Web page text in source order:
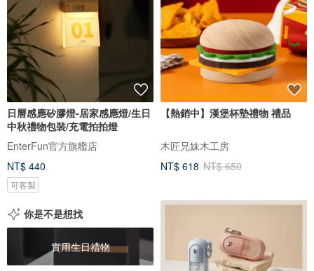
日曆感應矽膠燈-居家感應燈/生日
中秋禮物包裝/充電拍拍燈
EnterFun官方旗艦店
NT$ 440
可客製
【熱銷中】漢堡杯墊禮物 禮品
木匠兄妹木工房
NT$ 618 NT$ 650
你是不是想找
實用生日禮物